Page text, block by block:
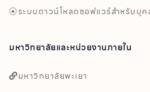
ระบบดาวน์โหลดซอฟแวร์สำหรับบุค
มหาวิทยาลัยและหน่วยงานภายใน
มหาวิทยาลัยพะเยา